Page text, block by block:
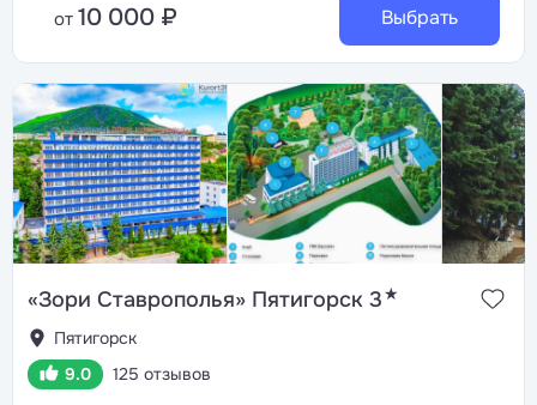
от 10 000 ₽ Выбрать
«Зори Ставрополья» Пятигорск 3★
Пятигорск
9.0
125 отзывов